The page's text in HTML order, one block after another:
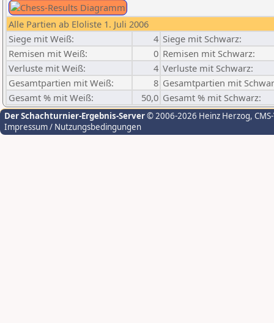
Alle Partien ab Eloliste 1. Juli 2006
Siege mit Weiß:
4 Siege mit Schwarz:
Remisen mit Weiß:
0 Remisen mit Schwarz:
Verluste mit Weiß:
4 Verluste mit Schwarz:
Gesamtpartien mit Weiß:
8 Gesamtpartien mit
Gesamt % mit Weiß:
50,0 Gesamt % mit Schwarz:
Der Schachturnier-Ergebnis-Server© 2006-2026 Heinz Herzog,
Impressum / Nutzungsbedingungen